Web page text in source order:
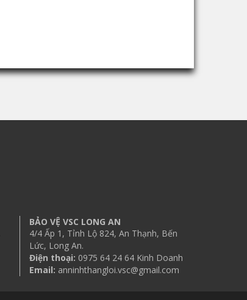
BẢO VỆ VSC LONG AN
4/4 Ấp 1, Tỉnh Lộ 824, An Thạnh, Bến
Lức, Long An.
Điện thoại: 0975 64 24 64 Kinh Doanh
Email: anninhthangloi.vsc@gmail.com